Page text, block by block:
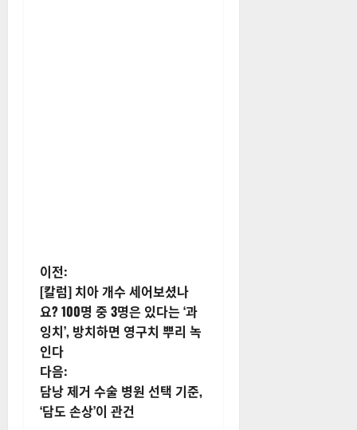
게
시
물
내
비
이전:
[칼럼] 치아 개수 세어보셨나
요? 100명 중 3명은 있다는 ‘과
잉치’, 방치하면 영구치 뿌리 녹
인다
다음:
담낭 제거 수술 병원 선택 기준,
‘담도 손상’이 관건